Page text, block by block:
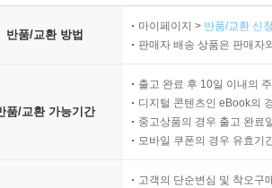
지와 정리
세척 방법
반품/교환 방법
마이페이지 > 반품/교환 신
판매자 배송 상품은 판매자
품/교환 가능기간
출고 완료 후 10일 이내의
디지털 콘텐츠인 eBook의
중고상품의 경우 출고 완료
모바일 쿠폰의 경우 유효기
고객의 단순변심 및 착오구